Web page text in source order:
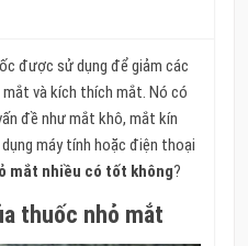
được sử dụng để giảm các
và kích thích mắt. Nó có
đề như mắt khô, mắt kín
máy tính hoặc điện thoại
mắt nhiều có tốt không?
thuốc nhỏ mắt